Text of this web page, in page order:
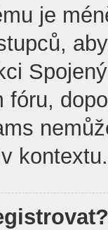
je
kontextu.